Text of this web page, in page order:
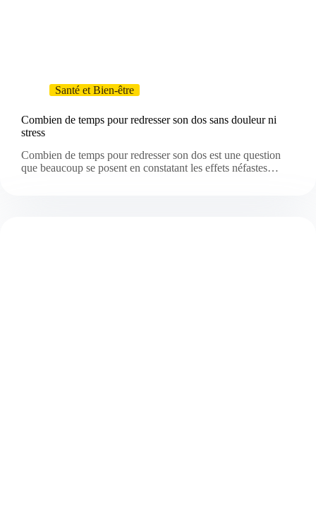
Santé et Bien-être
Combien de temps pour redresser son dos sans douleur ni
stress
Combien de temps pour redresser son dos est une question
que beaucoup se posent en constatant les effets néfastes…